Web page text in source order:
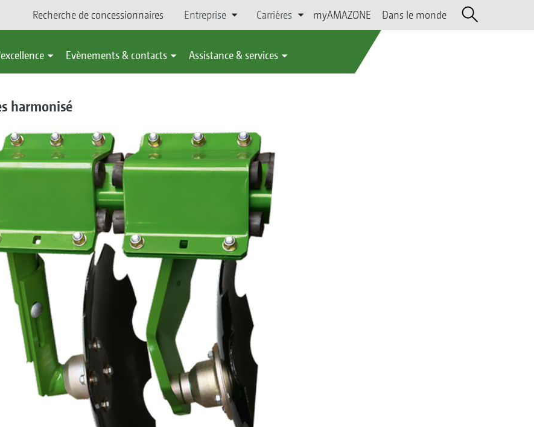
Recherche de concessionnaires Entreprise Carrières myAMAZONE Dans le monde
Evènements & contacts Assistance & services
harmonisé